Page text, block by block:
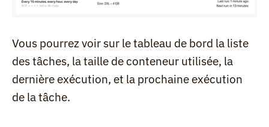
Vous pourrez voir sur le tableau de bord la liste
des tâches, la taille de conteneur utilisée, la
dernière exécution, et la prochaine exécution
de la tâche.